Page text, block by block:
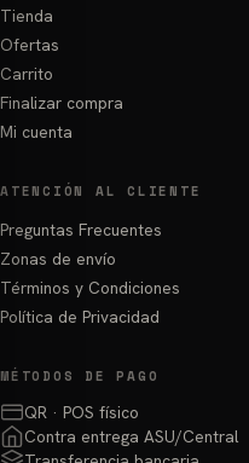
Tienda
Ofertas
Carrito
Finalizar compra
Mi cuenta
ATENCIÓN AL CLIENTE
Preguntas Frecuentes
Zonas de envío
Términos y Condiciones
Política de Privacidad
MÉTODOS DE PAGO
QR · POS físico
Contra entrega ASU/Central